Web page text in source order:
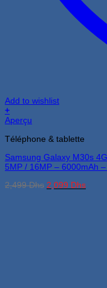
Add to wishlist
+
Aperçu
Téléphone & tablette
Samsung Galaxy M30s
5MP / 16MP – 6000mAh –
2,499Dhs Le
2,099 DhsLe